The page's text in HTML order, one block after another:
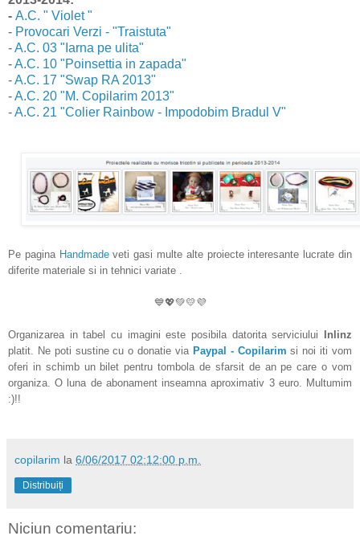
- A.C. " Violet "
- Provocari Verzi - "Traistuta"
-A.C. 03 "Iarna pe ulita"
-A.C. 10 "Poinsettia in zapada"
-A.C. 17 "Swap RA 2013"
-A.C. 20 "M. Copilarim 2013"
-A.C. 21 "Colier Rainbow - Impodobim Bradul V"
Pe pagina Handmadeveti gasi multe alte proiecte interesante lucrate din
diferite materiale si in tehnici variate .
💙💖💚💛💜
Organizarea in tabel cu imagini este posibila datorita serviciului
Inlinz
platit. Ne poti sustine cu o donatie via Paypal - Copilarim si noi iti vom
oferi in schimb un bilet pentru tombola de sfarsit de an pe care o vom
organiza. O luna de abonament inseamna aproximativ 3 euro. Multumim
:)!!
copilarim la 6/06/2017 02:12:00 p.m.
Distribuiți
Niciun comentariu: